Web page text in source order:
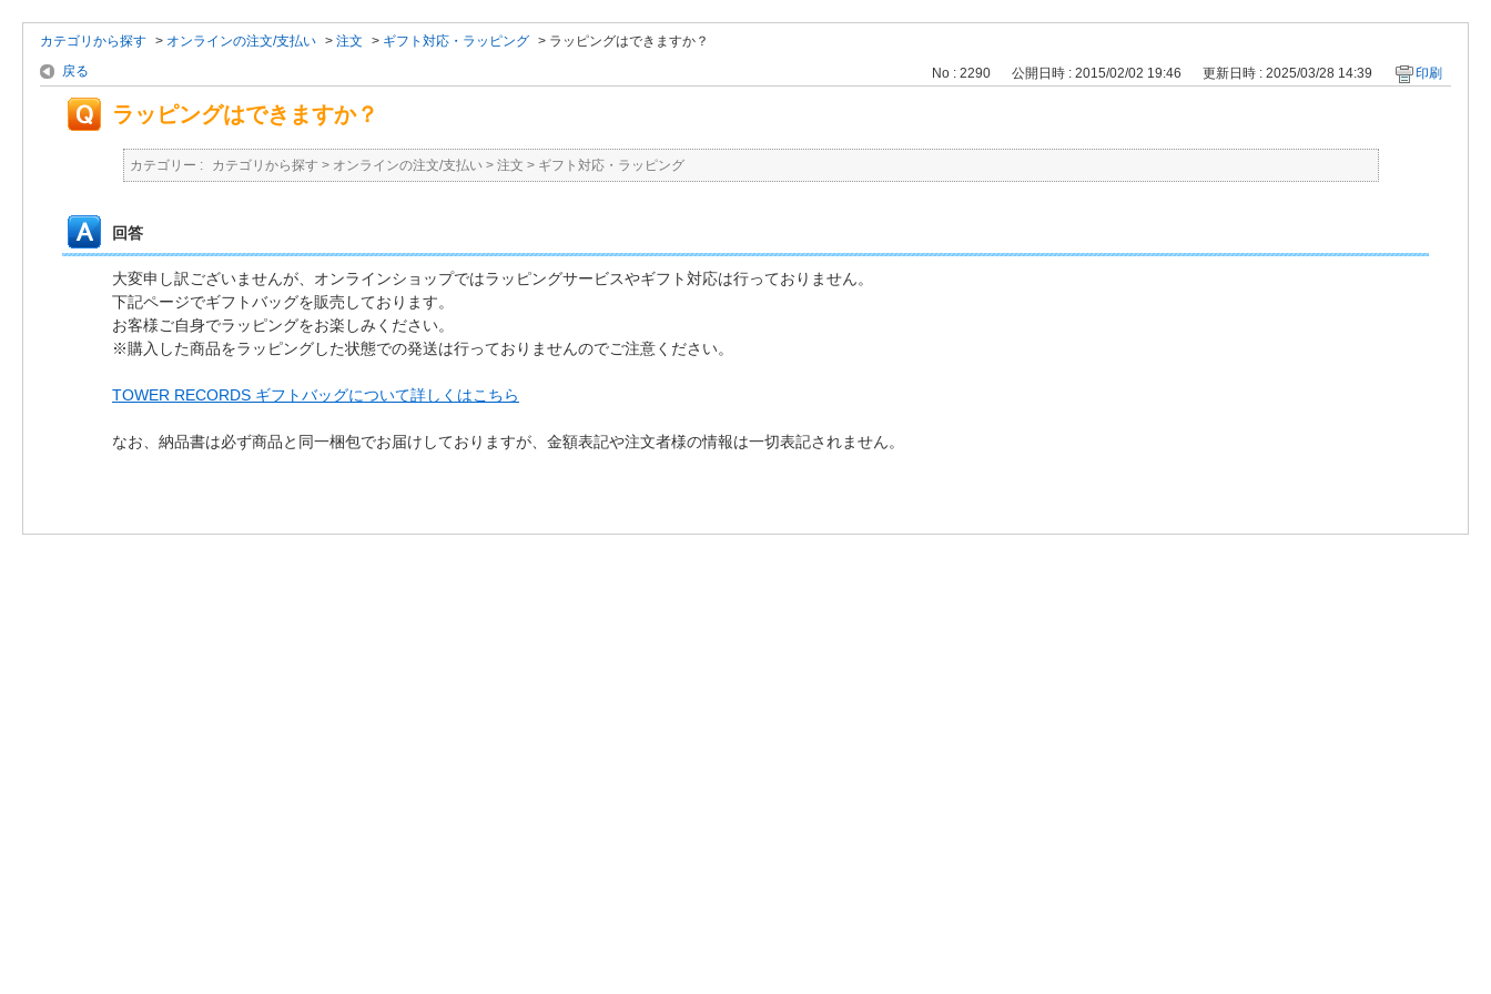
カテゴリから探す > オンラインの注文/支払い > 注文 > ギフト対応・ラッピング > ラッピングはできますか？
戻る
No : 2290 公開日時 : 2015/02/02 19:46 更新日時 : 2025/03/28 14:39 印刷
ラッピングはできますか？
カテゴリー : カテゴリから探す > オンラインの注文/支払い > 注文 > ギフト対応・ラッピング
回答
大変申し訳ございませんが、オンラインショップではラッピングサービスやギフト対応は行っておりません。
下記ページでギフトバッグを販売しております。
お客様ご自身でラッピングをお楽しみください。
※購入した商品をラッピングした状態での発送は行っておりませんのでご注意ください。
TOWER RECORDS ギフトバッグについて詳しくはこちら
なお、納品書は必ず商品と同一梱包でお届けしておりますが、金額表記や注文者様の情報は一切表記されません。